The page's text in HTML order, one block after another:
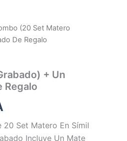
(20 Set Matero
De Regalo
+ Un
Regalo
Set Matero En Símil
Incluye Un Mate